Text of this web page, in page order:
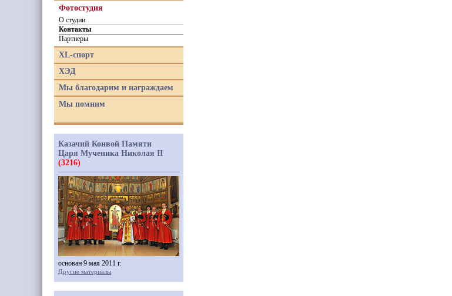
Фотостудия
О студии
Контакты
Партнеры
XL-спорт
ХЭД
Мы благодарим и награждаем
Мы помним
Казачий Конвой Памяти
Царя Мученика Николая II
(3216)
основан 9 мая 2011 г.
Другие материалы